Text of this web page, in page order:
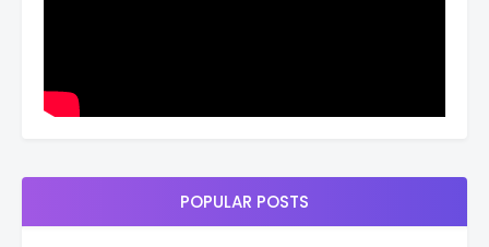
POPULAR POSTS